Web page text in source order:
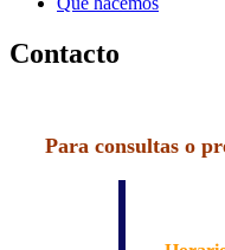
Contacto
Para consultas o